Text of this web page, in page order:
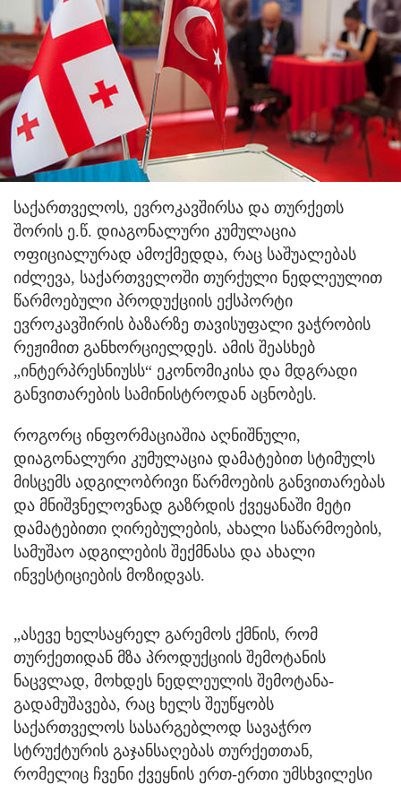
საქართველოს, ევროკავშირსა და თურქეთს
შორის ე.წ. დიაგონალური კუმულაცია
ოფიციალურად ამოქმედდა, რაც საშუალებას
იძლევა, საქართველოში თურქული ნედლეულით
წარმოებული პროდუქციის ექსპორტი
ევროკავშირის ბაზარზე თავისუფალი ვაჭრობის
რეჟიმით განხორციელდეს. ამის შეასხებ
„ინტერპრესნიუსს“ ეკონომიკისა და მდგრადი
განვითარების სამინისტროდან აცნობეს.
როგორც ინფორმაციაშია აღნიშნული,
დიაგონალური კუმულაცია დამატებით სტიმულს
მისცემს ადგილობრივი წარმოების განვითარებას
და მნიშვნელოვნად გაზრდის ქვეყანაში მეტი
დამატებითი ღირებულების, ახალი საწარმოების,
სამუშაო ადგილების შექმნასა და ახალი
ინვესტიციების მოზიდვას.
„ასევე ხელსაყრელ გარემოს ქმნის, რომ
თურქეთიდან მზა პროდუქციის შემოტანის
ნაცვლად, მოხდეს ნედლეულის შემოტანა-
გადამუშავება, რაც ხელს შეუწყობს
საქართველოს სასარგებლოდ სავაჭრო
სტრუქტურის გაჯანსაღებას თურქეთთან,
რომელიც ჩვენი ქვეყნის ერთ-ერთი უმსხვილესი